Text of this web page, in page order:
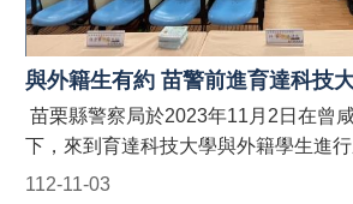
ไทย
網
站
導
覽
回
(二)警察局：受理外籍學生及其所屬學
請。聯絡電話：037-356950。 (二)農
工、其聘僱單位及仲介公司職員為宣導
電話：037-559763。 #苗栗縣政府外
人口販運藍心行動
人口販運網 https://reurl.cc/9E9GAn
捍衛藍心最前線 http://line.me/ti/p/
112-11-03
苗栗縣警察局於2023年11月2日在曾
下，來到育達科技大學與外籍學生進
外籍學生的人身安全、防制人口販運宣